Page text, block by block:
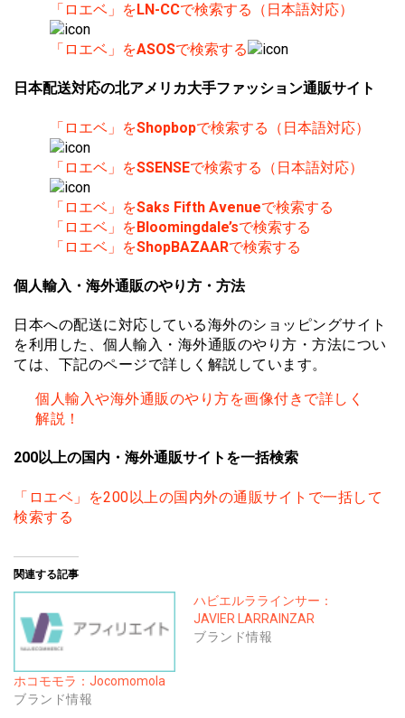
「ロエベ」をLN-CCで検索する（日本語対応）
「ロエベ」をASOSで検索する
日本配送対応の北アメリカ大手ファッション通販サイト
「ロエベ」をShopbopで検索する（日本語対応）
「ロエベ」をSSENSEで検索する（日本語対応）
「ロエベ」をSaks Fifth Avenueで検索する
「ロエベ」をBloomingdale’sで検索する
「ロエベ」をShopBAZAARで検索する
個人輸入・海外通販のやり方・方法
日本への配送に対応している海外のショッピングサイト
を利用した、個人輸入・海外通販のやり方・方法につい
ては、下記のページで詳しく解説しています。
個人輸入や海外通販のやり方を画像付きで詳しく
解説！
200以上の国内・海外通販サイトを一括検索
「ロエベ」を200以上の国内外の通販サイトで一括して
検索する
関連する記事
ホコモモラ：Jocomomola
ブランド情報
ハビエルララインサー：
JAVIER LARRAINZAR
ブランド情報